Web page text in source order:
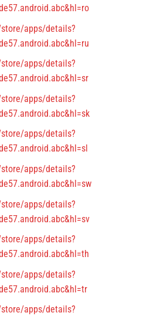
apps/details?
apps/details?
apps/details?
apps/details?
apps/details?
apps/details?
apps/details?
apps/details?
apps/details?